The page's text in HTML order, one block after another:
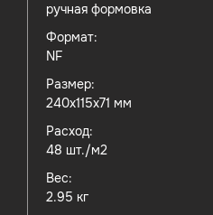
ручная формовка
Формат:
NF
Размер:
240х115х71 мм
Расход:
48 шт./м2
Вес:
2.95 кг